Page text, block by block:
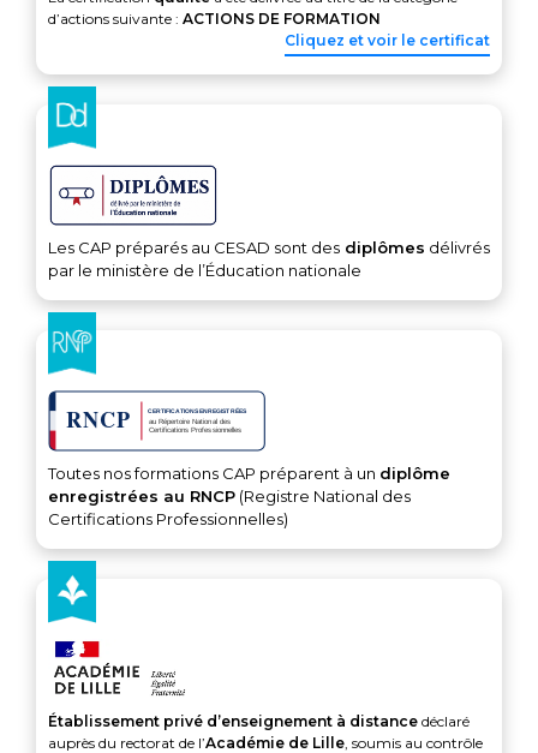
d’actions suivante : ACTIONS DE FORMATION
Cliquez et voir le certificat
Les CAP préparés au CESAD sont des diplômes délivrés
par le ministère de l’Éducation nationale
Toutes nos formations CAP préparent à un diplôme
enregistrées au RNCP (Registre National des
Certifications Professionnelles)
Établissement privé d’enseignement à distance déclaré
auprès du rectorat de l’Académie de Lille , soumis au contrôle